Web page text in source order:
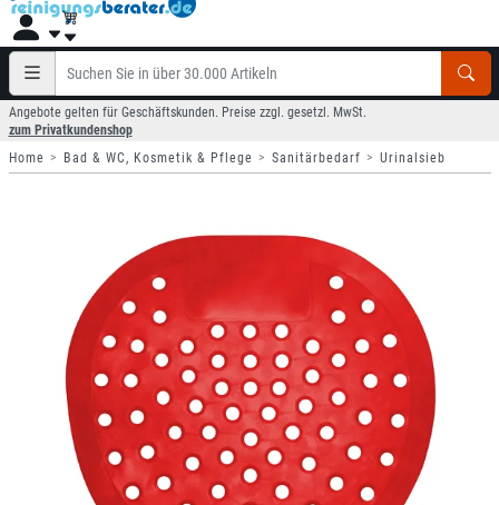
Angebote gelten für Geschäftskunden. Preise zzgl. gesetzl. MwSt.
zum Privatkundenshop
Home
Bad & WC, Kosmetik & Pflege Sanitärbedarf Urinalsieb